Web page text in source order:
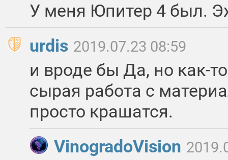
У меня Юпитер 4 был.
urdis 2019.07.23 08:59
и вроде бы Да, но как-
сырая работа с
просто крашатся.
VinogradoVision